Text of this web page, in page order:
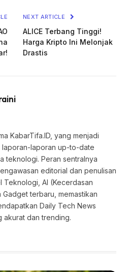
NEXT ARTICLE
ALICE Terbang Tinggi!
Harga Kripto Ini Melonjak
Drastis
KabarTifa.ID, yang menjadi
laporan-laporan up-to-date
teknologi. Peran sentralnya
editorial dan penulisan
Teknologi, AI (Kecerdasan
Gadget terbaru, memastikan
Daily Tech News
akurat dan trending.